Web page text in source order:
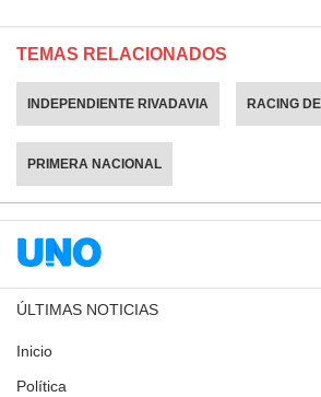
TEMAS RELACIONADOS
INDEPENDIENTE RIVADAVIA RACING
PRIMERA NACIONAL
ÚLTIMAS NOTICIAS
Inicio
Política